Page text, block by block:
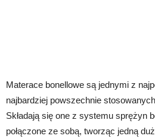
Materace bonellowe są jednymi z
najbardziej powszechnie
Składają się one z systemu sprężyn
połączone ze sobą, tworząc jedną